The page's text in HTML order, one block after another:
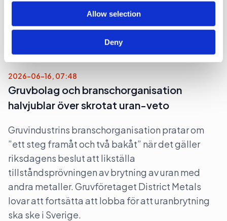
Allow selection
Deny
valturné i Sverige. Dock blir det flera klassiska
2026-06-16, 07:48
Gruvbolag och branschorganisation
halvjublar över skrotat uran-veto
Gruvindustrins branschorganisation pratar om
”ett steg framåt och två bakåt” när det gäller
riksdagens beslut att likställa
tillståndsprövningen av brytning av uran med
andra metaller. Gruvföretaget District Metals
lovar att fortsätta att lobba för att uranbrytning
ska ske i Sverige.